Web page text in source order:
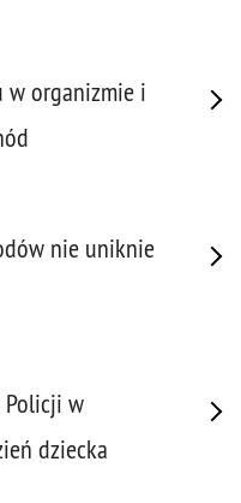
w organizmie i
nie uniknie
Policji w
dziecka